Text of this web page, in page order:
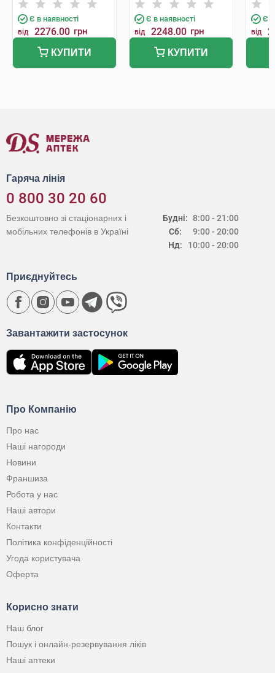
Є в наявності
від 2276.00 грн
КУПИТИ
Є в наявності
від 2248.00 грн
КУПИТИ
Є в
від
Гаряча лінія
0 800 30 20 60
Будні:
Сб:
Нд:
8:00 - 21:00
9:00 - 20:00
10:00 - 20:00
Безкоштовно зі стаціонарних і
мобільних телефонів в Україні
Про Компанію
Про нас
Наші нагороди
Новини
Франшиза
Робота у нас
Наші автори
Контакти
Політика конфіденційності
Угода користувача
Оферта
Корисно знати
Наш блог
Пошук і онлайн-резервування ліків
Наші аптеки
Завантажити застосунок
Приєднуйтесь